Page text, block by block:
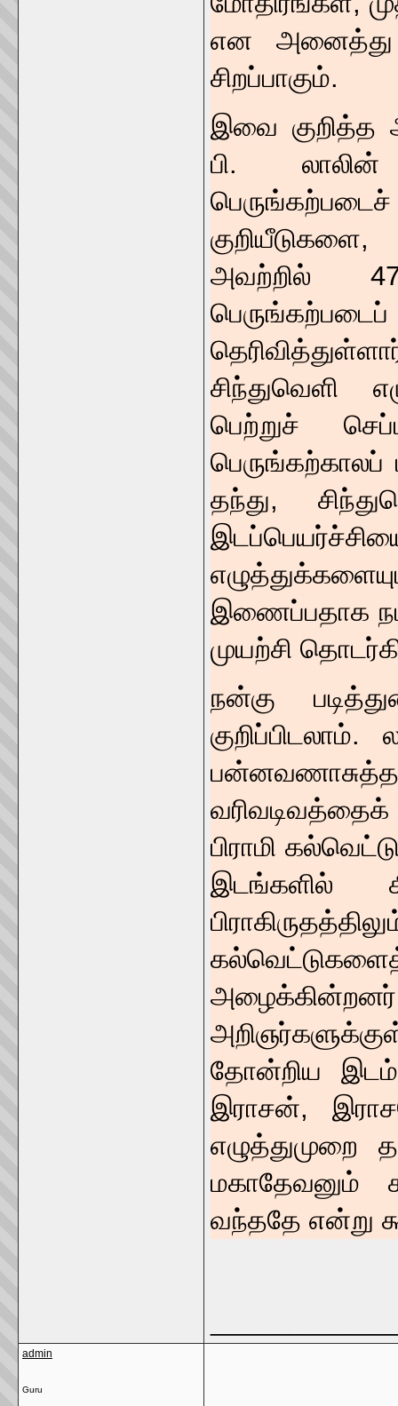
என அனைத்து
சிறப்பாகும்.
இவை குறித்த
பி. லாலின்
அவற்றில் 47
சிந்துவெளி
பெற்றுச்
தந்து,
இணைப்பதாக
முயற்சி
நன்கு
வரிவடிவத்தைக்
பிராமி
இடங்களில்
தோன்றிய இடம்
இராசன்,
எழுத்துமுறை
மகாதேவனும்
வந்ததே என்று
admin
Guru